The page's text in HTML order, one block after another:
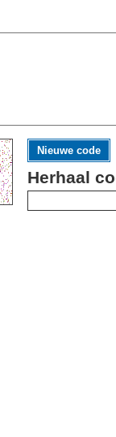
Nieuwe code
Herhaal